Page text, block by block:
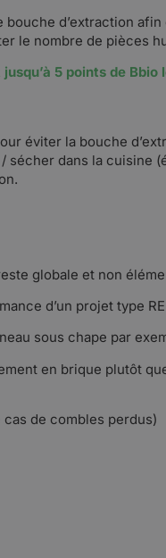
d’extraction afin
le nombre de pièces
5 points de Bbio
éviter la bouche
dans la cuisine
globale et non
d’un projet type
sous chape par
en brique plutôt
de combles perdus)